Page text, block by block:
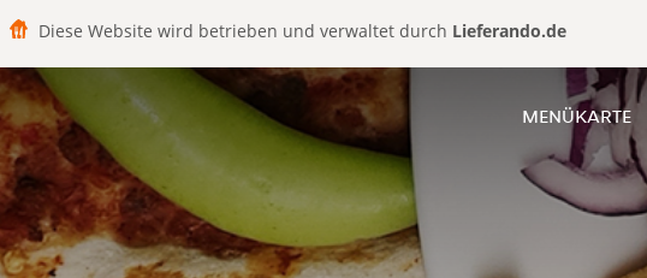
Diese Website wird betrieben und verwaltet durch Lieferando.de
MENÜKARTE